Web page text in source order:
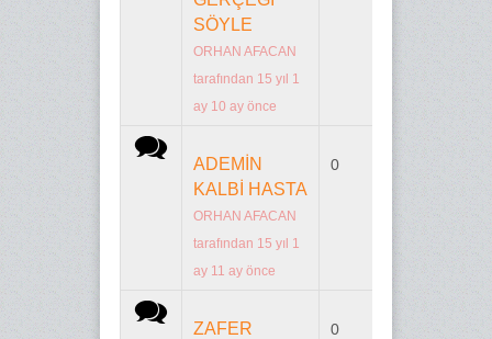
SÖYLE
ORHAN AFACAN
tarafından 15 yıl 1
ay 10 ay önce
Normal konu
ADEMİN
KALBİ HASTA
ORHAN AFACAN
tarafından 15 yıl 1
ay 11 ay önce
0
Normal konu
ZAFER
0 n/a